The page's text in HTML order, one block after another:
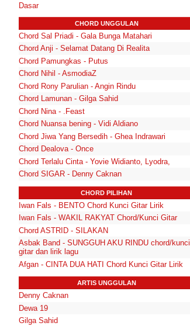
Dasar
CHORD UNGGULAN
Chord Sal Priadi - Gala Bunga Matahari
Chord Anji - Selamat Datang Di Realita
Chord Pamungkas - Putus
Chord Nihil - AsmodiaZ
Chord Rony Parulian - Angin Rindu
Chord Lamunan - Gilga Sahid
Chord Nina - .Feast
Chord Nuansa bening - Vidi Aldiano
Chord Jiwa Yang Bersedih - Ghea Indrawari
Chord Dealova - Once
Chord Terlalu Cinta - Yovie Widianto, Lyodra,
Chord SIGAR - Denny Caknan
CHORD PILIHAN
Iwan Fals - BENTO Chord Kunci Gitar Lirik
Iwan Fals - WAKIL RAKYAT Chord/Kunci Gitar
Chord ASTRID - SILAKAN
Asbak Band - SUNGGUH AKU RINDU chord/kunci
gitar dan lirik lagu
Afgan - CINTA DUA HATI Chord Kunci Gitar Lirik
ARTIS UNGGULAN
Denny Caknan
Dewa 19
Gilga Sahid